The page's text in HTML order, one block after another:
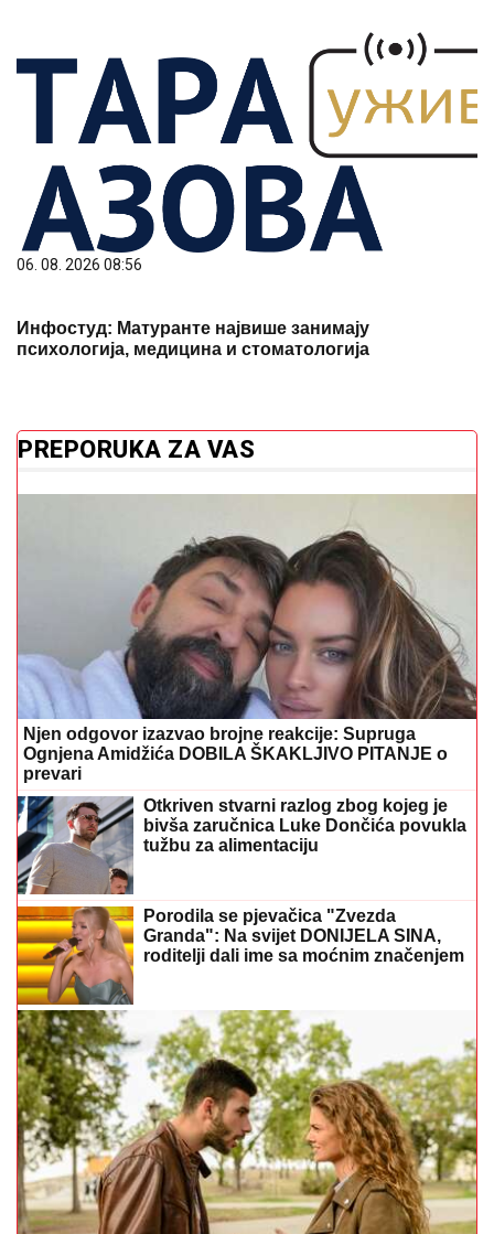
06. 08. 2026 08:56
Инфостуд: Матуранте највише занимају
психологија, медицина и стоматологија
PREPORUKA ZA VAS
Njen odgovor izazvao brojne reakcije: Supruga
Ognjena Amidžića DOBILA ŠKAKLJIVO PITANJE o
prevari
Otkriven stvarni razlog zbog kojeg je
bivša zaručnica Luke Dončića povukla
tužbu za alimentaciju
Porodila se pjevačica "Zvezda
Granda": Na svijet DONIJELA SINA,
roditelji dali ime sa moćnim značenjem